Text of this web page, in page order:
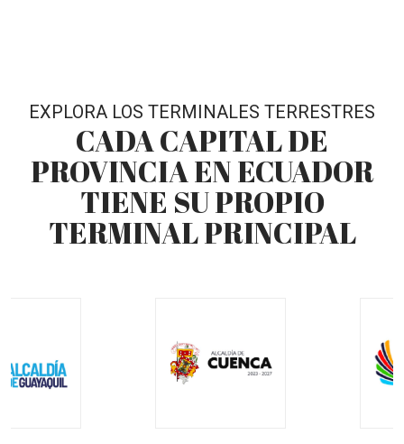
EXPLORA LOS TERMINALES TERRESTRES
CADA CAPITAL DE
PROVINCIA EN ECUADOR
TIENE SU PROPIO
TERMINAL PRINCIPAL